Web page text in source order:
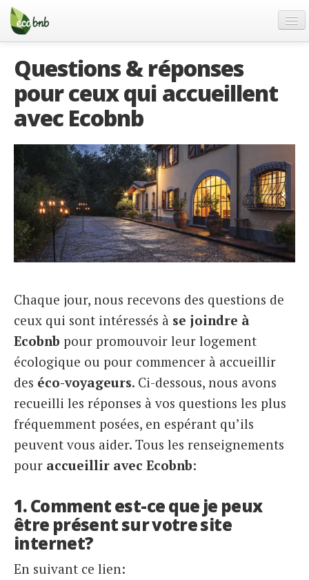
Menu
Skip
content
Offres Spéciales
FAQ
À propos
Partenaires
Contacts
French
German
English
French
Italiano
Questions & réponses
pour ceux qui accueillent
avec Ecobnb
Chaque jour, nous recevons des questions de
ceux qui sont intéressés à se joindre à
Ecobnb pour promouvoir leur logement
écologique ou pour commencer à accueillir
des éco-voyageurs. Ci-dessous, nous avons
recueilli les réponses à vos questions les plus
fréquemment posées, en espérant qu’ils
peuvent vous aider. Tous les renseignements
pour accueillir avec Ecobnb:
1. Comment est-ce que je peux
être présent sur votre site
internet?
En suivant ce lien: